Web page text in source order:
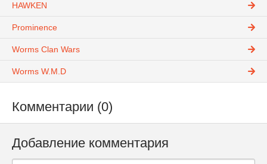
HAWKEN
Prominence
Worms Clan Wars
Worms W.M.D
Комментарии (0)
Добавление комментария